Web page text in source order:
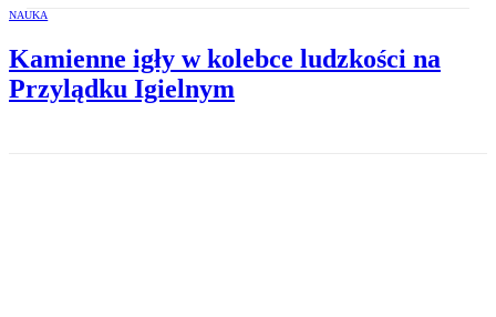
NAUKA
Kamienne igły w kolebce ludzkości na
Przylądku Igielnym